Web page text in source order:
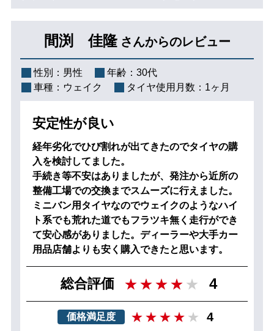
間渕 佳隆 さんからのレビュー
性別： 男性 年齢： 30代
車種： ウェイク タイヤ使用月数： 1ヶ月
安定性が良い
経年劣化でひび割れが出てきたのでタイヤの購
入を検討してました。
手続き等不安はありましたが、発注から近所の
整備工場での交換までスムーズに行えました。
ミニバン用タイヤなのでウェイクのようなハイ
ト系でも荒れた道でもフラツキ無く走行ができ
て安心感がありました。ディーラーや大手カー
用品店舗よりも安く購入できたと思います。
総合評価 4
価格満足度 4